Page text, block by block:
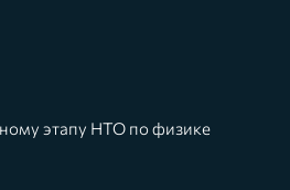
этапу НТО по физике